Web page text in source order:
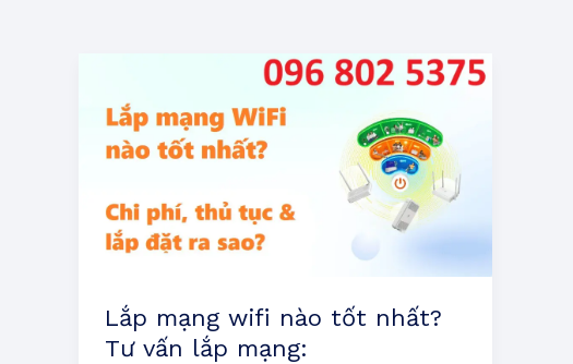
Lắp mạng wifi nào tốt nhất?
Tư vấn lắp mạng:
wifi
nào
nhất?
Tư
mạng:
096.802.5375